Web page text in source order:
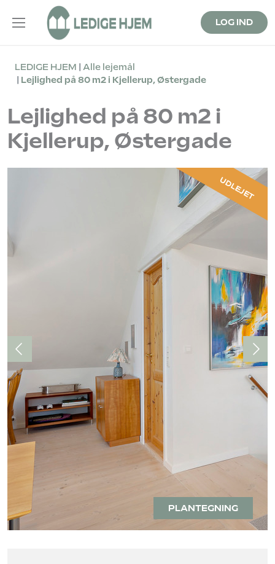
LOG IND
LEDIGE HJEM
Alle lejemål
Lejlighed på 80 m2 i Kjellerup, Østergade
Lejlighed på 80 m2 i
Kjellerup, Østergade
UDLEJET
PLANTEGNING